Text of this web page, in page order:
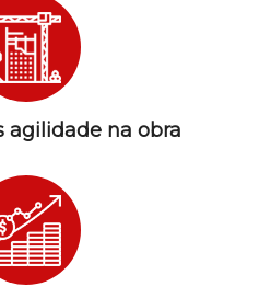
agilidade na obra